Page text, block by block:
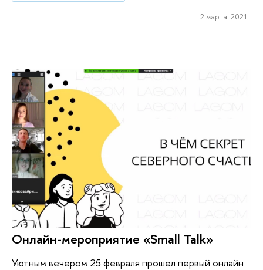
2 марта 2021
Онлайн-мероприятие «Small Talk»
Уютным вечером 25 февраля прошел первый онлайн